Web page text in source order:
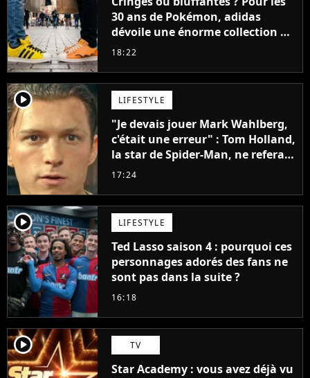
30 ans de Pokémon, adidas
dévoile une énorme collection de
sneakers et je ne sais pas quoi en
18:22
player2 LIFESTYLE
"Je devais jouer Mark Wahlberg,
c'était une erreur" : Tom Holland,
la star de Spider-Man, ne referait
pas ce blockbuster
17:24
player2 LIFESTYLE
Ted Lasso saison 4 : pourquoi ces
personnages adorés des fans ne
sont pas dans la suite ?
16:18
player2 TV
Star Academy : vous avez déjà vu